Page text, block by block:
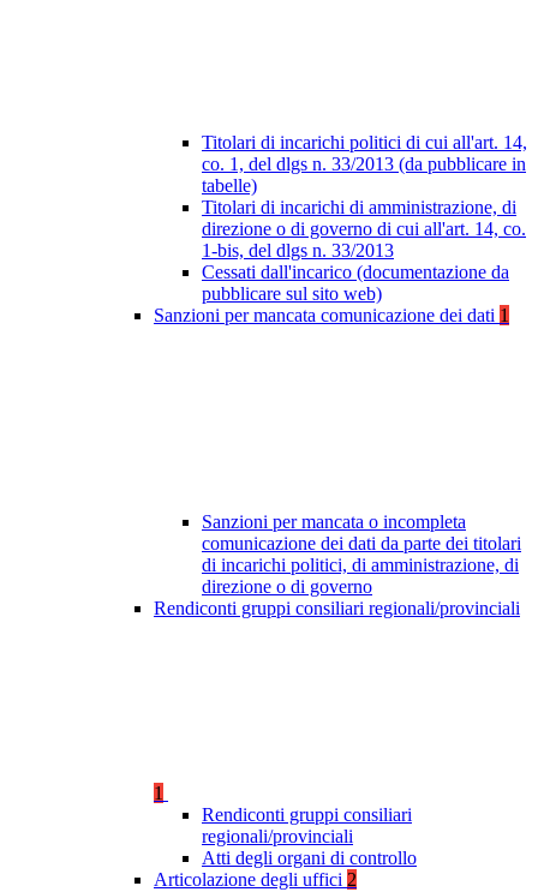
Titolari di incarichi politici di cui all'art. 14,
co. 1, del dlgs n. 33/2013 (da pubblicare in
tabelle)
Titolari di incarichi di amministrazione, di
direzione o di governo di cui all'art. 14, co.
1-bis, del dlgs n. 33/2013
Cessati dall'incarico (documentazione da
pubblicare sul sito web)
Sanzioni per mancata comunicazione dei dati 1
Sanzioni per mancata o incompleta
comunicazione dei dati da parte dei titolari
di incarichi politici, di amministrazione, di
direzione o di governo
Rendiconti gruppi consiliari regionali/provinciali
1
Rendiconti gruppi consiliari
regionali/provinciali
Atti degli organi di controllo
Articolazione degli uffici 2